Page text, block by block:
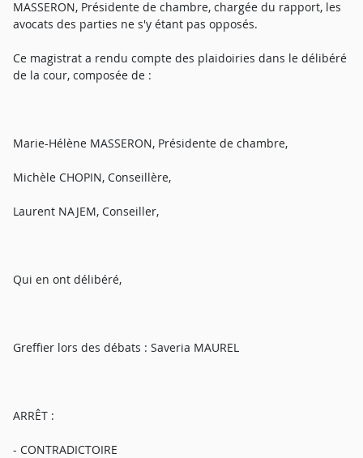
MASSERON, Présidente de chambre, chargée du rapport, les
avocats des parties ne s'y étant pas opposés.
Ce magistrat a rendu compte des plaidoiries dans le délibéré
de la cour, composée de :
Marie-Hélène MASSERON, Présidente de chambre,
Michèle CHOPIN, Conseillère,
Laurent NAJEM, Conseiller,
Qui en ont délibéré,
Greffier lors des débats : Saveria MAUREL
ARRÊT :
- CONTRADICTOIRE